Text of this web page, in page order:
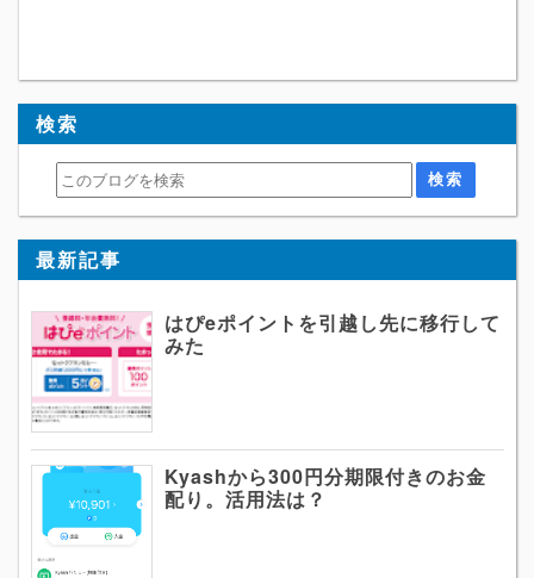
検索
最新記事
はぴeポイントを引越し先に移行して
みた
Kyashから300円分期限付きのお金
配り。活用法は？